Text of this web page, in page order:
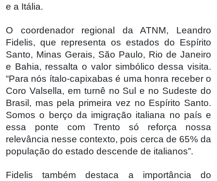
e a Itália.
O coordenador regional da ATNM, Leandro
Fidelis, que representa os estados do Espírito
Santo, Minas Gerais, São Paulo, Rio de Janeiro
e Bahia, ressalta o valor simbólico dessa visita.
“Para nós ítalo-capixabas é uma honra receber o
Coro Valsella, em turnê no Sul e no Sudeste do
Brasil, mas pela primeira vez no Espírito Santo.
Somos o berço da imigração italiana no país e
essa ponte com Trento só reforça nossa
relevância nesse contexto, pois cerca de 65% da
população do estado descende de italianos”.
Fidelis também destaca a importância do